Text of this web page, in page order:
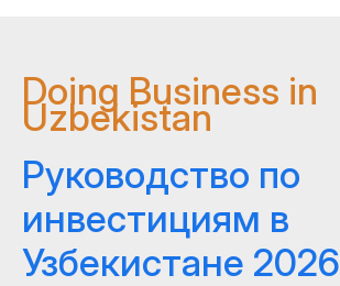
Doing Business in
Uzbekistan
Руководство по
инвестициям в
Узбекистане 2026